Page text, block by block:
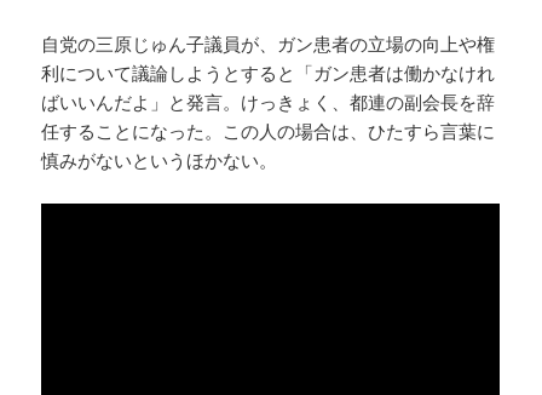
自党の三原じゅん子議員が、ガン患者の立場の向上や権
利について議論しようとすると「ガン患者は働かなけれ
ばいいんだよ」と発言。けっきょく、都連の副会長を辞
任することになった。この人の場合は、ひたすら言葉に
慎みがないというほかない。